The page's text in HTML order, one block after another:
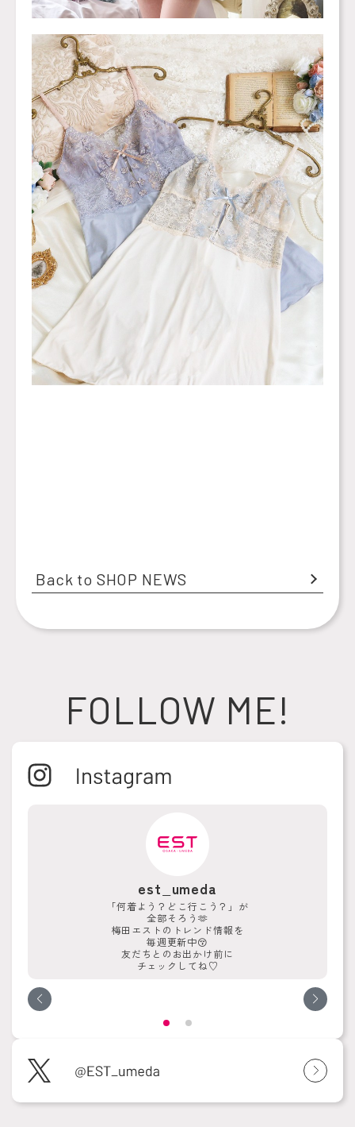
Back to SHOP NEWS
FOLLOW ME!
est_umeda
「何着よう？どこ行こう？」が
全部そろう🫶
梅田エストのトレンド情報を
毎週更新中😚
友だちとのお出かけ前に
チェックしてね♡